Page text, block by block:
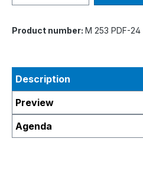
Product number: M 253 PDF-24
Description
Preview
Agenda